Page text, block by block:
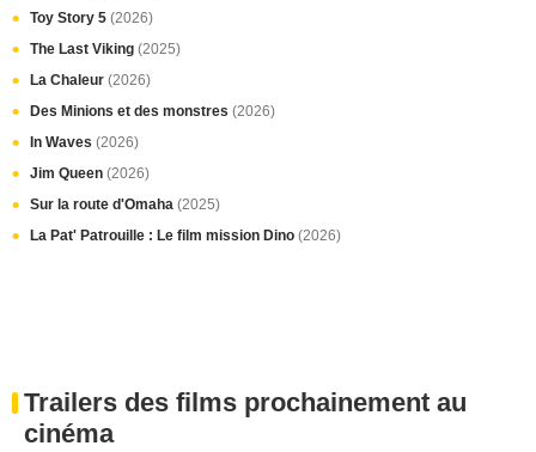
Toy Story 5 (2026)
The Last Viking (2025)
La Chaleur (2026)
Des Minions et des monstres (2026)
In Waves (2026)
Jim Queen (2026)
Sur la route d'Omaha (2025)
La Pat' Patrouille : Le film mission Dino (2026)
Trailers des films prochainement au
cinéma